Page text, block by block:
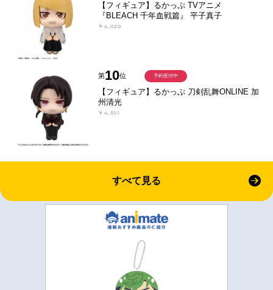
【フィギュア】るかっぷ TVアニメ
『BLEACH 千年血戦篇』 平子真子
￥4,020
第10位
【フィギュア】るかっぷ 刀剣乱舞ONLINE 加
州清光
￥4,301
予約受付中
すべて見る